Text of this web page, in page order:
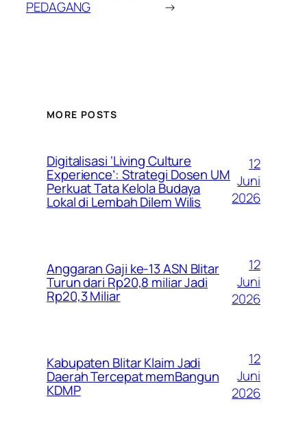
PEDAGANG
→
MORE POSTS
Digitalisasi ‘Living Culture
Experience’: Strategi Dosen UM
Perkuat Tata Kelola Budaya
Lokal di Lembah Dilem Wilis
12
Juni
2026
Anggaran Gaji ke-13 ASN Blitar
Turun dari Rp20,8 miliar Jadi
Rp20,3 Miliar
12
Juni
2026
Kabupaten Blitar Klaim Jadi
Daerah Tercepat memBangun
KDMP
12
Juni
2026